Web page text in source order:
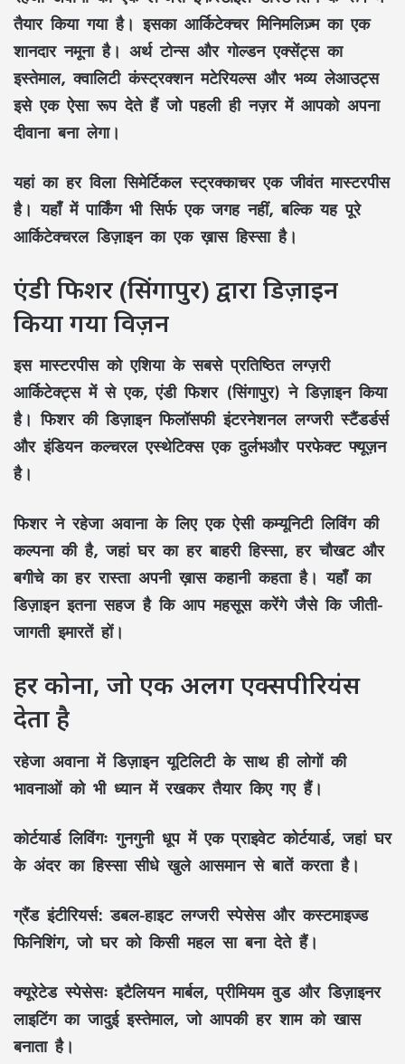
तैयार किया गया है। इसका आर्किटेक्चर मिनिमलिज़्म का एक
शानदार नमूना है। अर्थ टोन्स और गोल्डन एक्सेंट्स का
इस्तेमाल, क्वालिटी कंस्ट्रक्शन मटेरियल्स और भव्य लेआउट्स
इसे एक ऐसा रूप देते हैं जो पहली ही नज़र में आपको अपना
दीवाना बना लेगा।
यहां का हर विला सिमेर्टिकल स्ट्रक्काचर एक जीवंत मास्टरपीस
है। यहाँ में पार्किंग भी सिर्फ एक जगह नहीं, बल्कि यह पूरे
आर्किटेक्चरल डिज़ाइन का एक ख़ास हिस्सा है।
एंडी फिशर (सिंगापुर) द्वारा डिज़ाइन
किया गया विज़न
इस मास्टरपीस को एशिया के सबसे प्रतिष्ठित लग्ज़री
आर्किटेक्ट्स में से एक, एंडी फिशर (सिंगापुर) ने डिज़ाइन किया
है। फिशर की डिज़ाइन फिलॉसफी इंटरनेशनल लग्जरी स्टैंडर्डर्स
और इंडियन कल्चरल एस्थेटिक्स एक दुर्लभऔर परफेक्ट फ्यूज़न
है।
फिशर ने रहेजा अवाना के लिए एक ऐसी कम्यूनिटी लिविंग की
कल्पना की है, जहां घर का हर बाहरी हिस्सा, हर चौखट और
बगीचे का हर रास्ता अपनी ख़ास कहानी कहता है। यहाँ का
डिज़ाइन इतना सहज है कि आप महसूस करेंगे जैसे कि जीती-
जागती इमारतें हों।
हर कोना, जो एक अलग एक्सपीरियंस
देता है
रहेजा अवाना में डिज़ाइन यूटिलिटी के साथ ही लोगों की
भावनाओं को भी ध्यान में रखकर तैयार किए गए हैं।
कोर्टयार्ड लिविंगः गुनगुनी धूप में एक प्राइवेट कोर्टयार्ड, जहां घर
के अंदर का हिस्सा सीधे खुले आसमान से बातें करता है।
ग्रैंड इंटीरियर्स: डबल-हाइट लग्जरी स्पेसेस और कस्टमाइज्ड
फिनिशिंग, जो घर को किसी महल सा बना देते हैं।
क्यूरेटेड स्पेसेसः इटैलियन मार्बल, प्रीमियम वुड और डिज़ाइनर
लाइटिंग का जादुई इस्तेमाल, जो आपकी हर शाम को खास
बनाता है।